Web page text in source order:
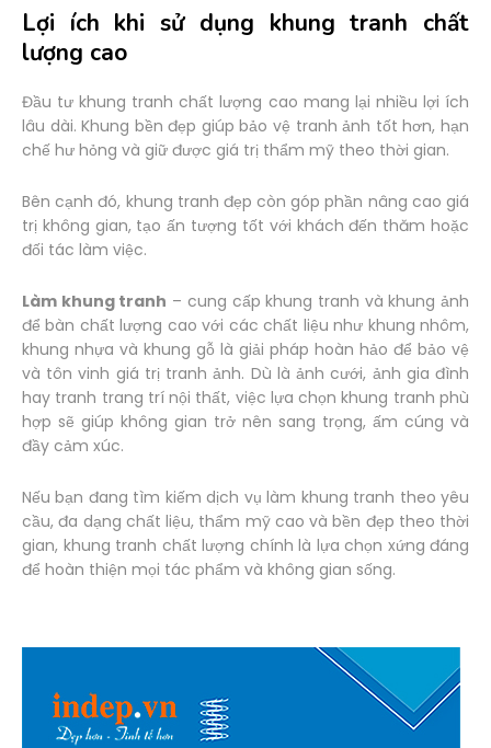
Lợi ích khi sử dụng khung tranh chất
lượng cao
Đầu tư khung tranh chất lượng cao mang lại nhiều lợi ích
lâu dài. Khung bền đẹp giúp bảo vệ tranh ảnh tốt hơn, hạn
chế hư hỏng và giữ được giá trị thẩm mỹ theo thời gian.
Bên cạnh đó, khung tranh đẹp còn góp phần nâng cao giá
trị không gian, tạo ấn tượng tốt với khách đến thăm hoặc
đối tác làm việc.
Làm khung tranh – cung cấp khung tranh và khung ảnh
để bàn chất lượng cao với các chất liệu như khung nhôm,
khung nhựa và khung gỗ là giải pháp hoàn hảo để bảo vệ
và tôn vinh giá trị tranh ảnh. Dù là ảnh cưới, ảnh gia đình
hay tranh trang trí nội thất, việc lựa chọn khung tranh phù
hợp sẽ giúp không gian trở nên sang trọng, ấm cúng và
đầy cảm xúc.
Nếu bạn đang tìm kiếm dịch vụ làm khung tranh theo yêu
cầu, đa dạng chất liệu, thẩm mỹ cao và bền đẹp theo thời
gian, khung tranh chất lượng chính là lựa chọn xứng đáng
để hoàn thiện mọi tác phẩm và không gian sống.